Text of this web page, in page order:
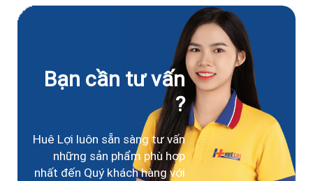
Bạn cần tư vấn
?
Huê Lợi luôn sẵn sàng tư vấn
những sản phẩm phù hợp
nhất đến Quý khách hàng với